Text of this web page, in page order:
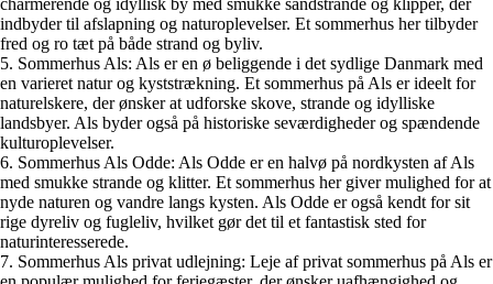
indbyder til afslapning og naturoplevelser. Et sommerhus her tilbyder
fred og ro tæt på både strand og byliv.
5. Sommerhus Als: Als er en ø beliggende i det sydlige Danmark med
en varieret natur og kyststrækning. Et sommerhus på Als er ideelt for
naturelskere, der ønsker at udforske skove, strande og idylliske
landsbyer. Als byder også på historiske seværdigheder og spændende
kulturoplevelser.
6. Sommerhus Als Odde: Als Odde er en halvø på nordkysten af Als
med smukke strande og klitter. Et sommerhus her giver mulighed for at
nyde naturen og vandre langs kysten. Als Odde er også kendt for sit
rige dyreliv og fugleliv, hvilket gør det til et fantastisk sted for
naturinteresserede.
7. Sommerhus Als privat udlejning: Leje af privat sommerhus på Als er